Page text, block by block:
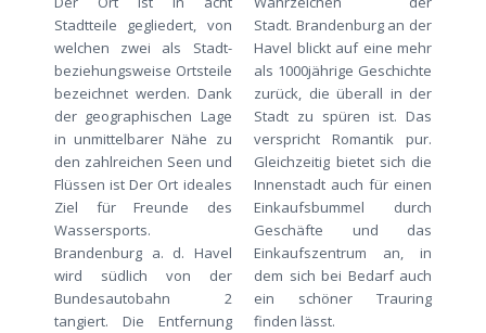
Stadtteile gegliedert, von
welchen zwei als Stadt-
beziehungsweise Ortsteile
bezeichnet werden. Dank
der geographischen Lage
in unmittelbarer Nähe zu
den zahlreichen Seen und
Flüssen ist Der Ort ideales
Ziel für Freunde des
Wassersports.
Brandenburg a. d. Havel
wird südlich von der
Bundesautobahn 2
tangiert. Die Entfernung
Stadt. Brandenburg an der
Havel blickt auf eine mehr
als 1000jährige Geschichte
zurück, die überall in der
Stadt zu spüren ist. Das
verspricht Romantik pur.
Gleichzeitig bietet sich die
Innenstadt auch für einen
Einkaufsbummel durch
Geschäfte und das
Einkaufszentrum an, in
dem sich bei Bedarf auch
ein schöner Trauring
finden lässt.